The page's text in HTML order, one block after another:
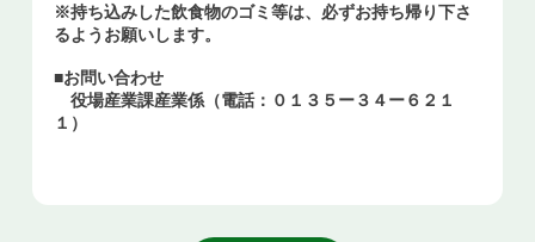
※持ち込みした飲食物のゴミ等は、必ずお持ち帰り下さ
るようお願いします。
■お問い合わせ
役場産業課産業係（電話：０１３５ー３４ー６２１
１）